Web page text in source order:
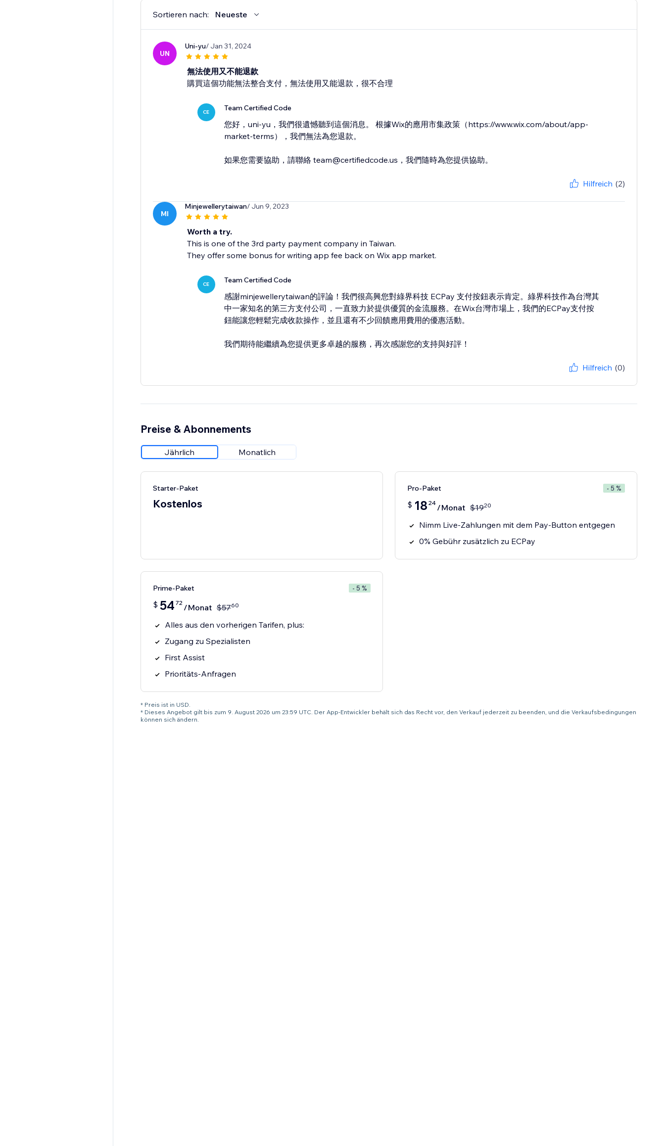
Sortieren nach: Neueste
UN
Uni-yu/ Jan 31, 2024
無法使用又不能退款
購買這個功能無法整合支付，無法使用又能退款，很不合理
CE Team Certified Code
您好，uni-yu，我們很遺憾聽到這個消息。 根據Wix的應用市集政策（https://www.wix.com/about/app-
market-terms），我們無法為您退款。
如果您需要協助，請聯絡 team@certifiedcode.us，我們隨時為您提供協助。
Hilfreich (2)
MI
Minjewellerytaiwan/ Jun 9, 2023
Worth a try.
This is one of the 3rd party payment company in Taiwan.
They offer some bonus for writing app fee back on Wix app market.
CE Team Certified Code
感謝minjewellerytaiwan的評論！我們很高興您對綠界科技 ECPay 支付按鈕表示肯定。綠界科技作為台灣其
中一家知名的第三方支付公司，一直致力於提供優質的金流服務。在Wix台灣市場上，我們的ECPay支付按
鈕能讓您輕鬆完成收款操作，並且還有不少回饋應用費用的優惠活動。
我們期待能繼續為您提供更多卓越的服務，再次感謝您的支持與好評！
Hilfreich (0)
Preise & Abonnements
Jährlich Monatlich
Starter-Paket
Kostenlos
Pro-Paket - 5 %
$ 18 24 /Monat $1920
Nimm Live-Zahlungen mit dem Pay-Button entgegen
0% Gebühr zusätzlich zu ECPay
Prime-Paket - 5 %
$ 54 72 /Monat $5760
Alles aus den vorherigen Tarifen, plus:
Zugang zu Spezialisten
First Assist
Prioritäts-Anfragen
* Preis ist in USD.
* Dieses Angebot gilt bis zum 9. August 2026 um 23:59 UTC. Der App-Entwickler behält sich das Recht vor, den Verkauf jederzeit zu beenden, und die Verkaufsbedingungen
können sich ändern.